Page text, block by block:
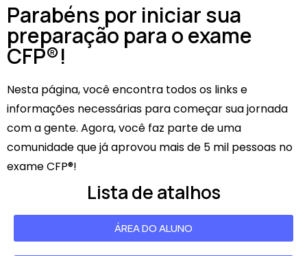
Parabéns por iniciar sua
preparação para o exame
CFP®!
Nesta página, você encontra todos os links e
informações necessárias para começar sua jornada
com a gente. Agora, você faz parte de uma
comunidade que já aprovou mais de 5 mil pessoas no
exame CFP®!
Lista de atalhos
ÁREA DO ALUNO